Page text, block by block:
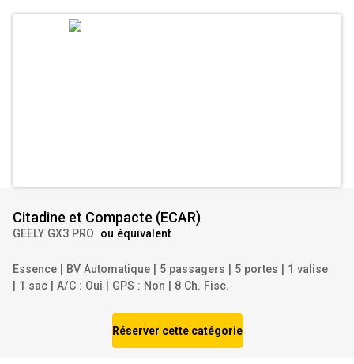
Citadine et Compacte (ECAR)
GEELY GX3 PRO ou équivalent
Essence BV Automatique 5 passagers 5 portes
1 valise
1 sac A/C : Oui GPS : Non 8 Ch. Fisc.
Réserver cette catégorie